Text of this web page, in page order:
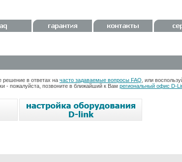
в ответах на часто задаваемые вопросы FAQ , или
- пожалуйста, позвоните в ближайший к Вам региональный офис D-